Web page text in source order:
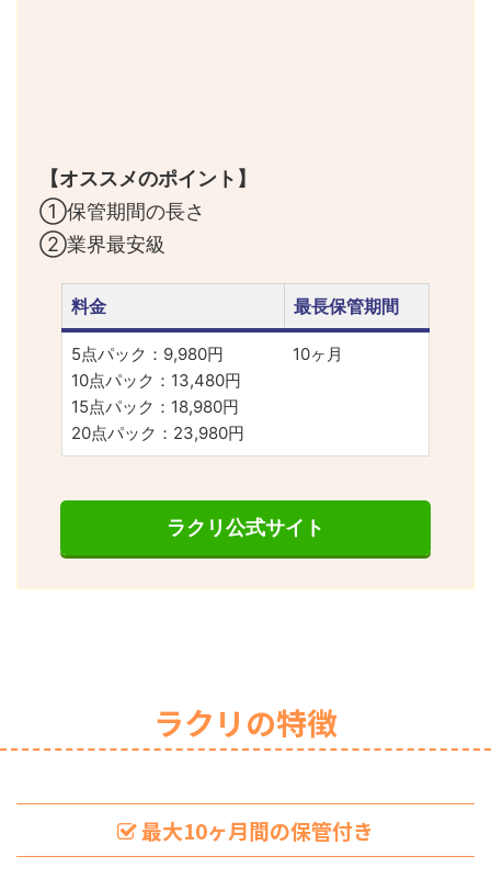
【オススメのポイント】
①保管期間の長さ
②業界最安級
料金 最長保管期間
5点パック：9,980円
10点パック：13,480円
15点パック：18,980円
20点パック：23,980円
10ヶ月
ラクリ公式サイト
ラクリの特徴
最大10ヶ月間の保管付き